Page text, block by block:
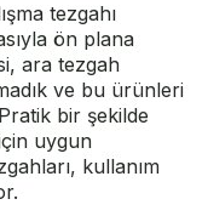
tezgahı
ön plana
ara tezgah
ve bu ürünleri
bir şekilde
uygun
kullanım